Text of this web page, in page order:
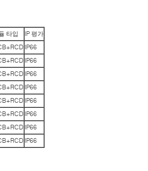
타입
IP 평가
IP66
IP66
IP66
IP66
IP66
IP66
IP66
IP66